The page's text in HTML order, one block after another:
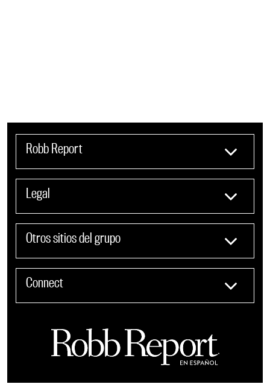
Robb Report
Legal
Otros sitios del grupo
Connect